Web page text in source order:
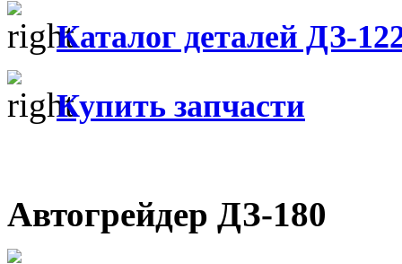
Каталог деталей ДЗ-
Купить запчасти
Автогрейдер ДЗ-180